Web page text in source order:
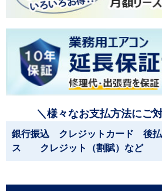
＼様々なお支払方法にご
銀行振込 クレジットカード 後
ス クレジット（割賦）など